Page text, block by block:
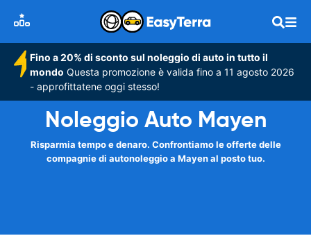
Fino a 20% di sconto sul noleggio di auto in tutto il
mondo Questa promozione è valida fino a 11 agosto 2026
- approfittatene oggi stesso!
Noleggio Auto Mayen
Risparmia tempo e denaro. Confrontiamo le offerte delle
compagnie di autonoleggio a Mayen al posto tuo.